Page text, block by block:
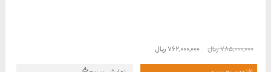
785,000,000﷼
قیمت
762,000,000 ﷼قیمت